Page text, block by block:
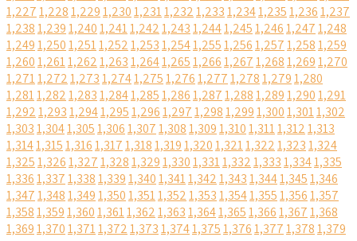
1,2271,2281,2291,2301,2311,2321,2331,2341,2351,2361,237
1,2381,2391,2401,2411,2421,2431,2441,2451,2461,2471,248
1,2491,2501,2511,2521,2531,2541,2551,2561,2571,2581,259
1,2601,2611,2621,2631,2641,2651,2661,2671,2681,2691,270
1,2711,2721,2731,2741,2751,2761,2771,2781,2791,280
1,2811,2821,2831,2841,2851,2861,2871,2881,2891,2901,291
1,2921,2931,2941,2951,2961,2971,2981,2991,3001,3011,302
1,3031,3041,3051,3061,3071,3081,3091,3101,3111,3121,313
1,3141,3151,3161,3171,3181,3191,3201,3211,3221,3231,324
1,3251,3261,3271,3281,3291,3301,3311,3321,3331,3341,335
1,3361,3371,3381,3391,3401,3411,3421,3431,3441,3451,346
1,3471,3481,3491,3501,3511,3521,3531,3541,3551,3561,357
1,3581,3591,3601,3611,3621,3631,3641,3651,3661,3671,368
1,3691,3701,3711,3721,3731,3741,3751,3761,3771,3781,379